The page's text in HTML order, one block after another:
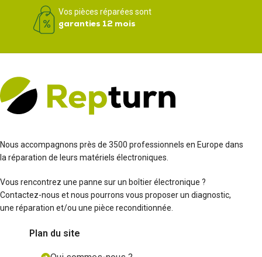
Vos pièces réparées sont
garanties 12 mois
Nous accompagnons près de 3500 professionnels en Europe dans
la réparation de leurs matériels électroniques.
Vous rencontrez une panne sur un boîtier électronique ?
Contactez-nous et nous pourrons vous proposer un diagnostic,
une réparation et/ou une pièce reconditionnée.
Plan du site